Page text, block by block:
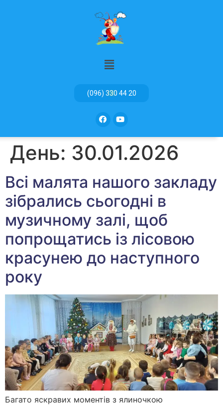
(096) 330 44 20
День: 30.01.2026
Всі малята нашого закладу
зібрались сьогодні в
музичному залі, щоб
попрощатись із лісовою
красунею до наступного
року
Багато яскравих моментів з ялиночкою